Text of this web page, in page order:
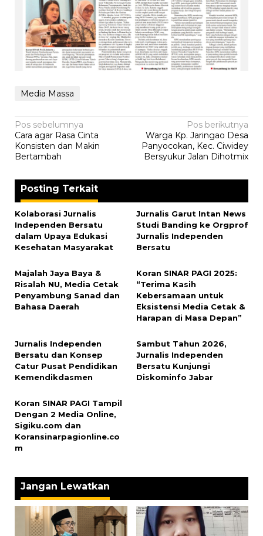
Media Massa
Navigasi
pos
Pos sebelumnya
Cara agar Rasa Cinta
Konsisten dan Makin
Bertambah
Pos berikutnya
Warga Kp. Jaringao Desa
Panyocokan, Kec. Ciwidey
Bersyukur Jalan Dihotmix
Posting Terkait
Kolaborasi Jurnalis
Independen Bersatu
dalam Upaya Edukasi
Kesehatan Masyarakat
Jurnalis Garut Intan News
Studi Banding ke Orgprof
Jurnalis Independen
Bersatu
Majalah Jaya Baya &
Risalah NU, Media Cetak
Penyambung Sanad dan
Bahasa Daerah
Koran SINAR PAGI 2025:
“Terima Kasih
Kebersamaan untuk
Eksistensi Media Cetak &
Harapan di Masa Depan”
Jurnalis Independen
Bersatu dan Konsep
Catur Pusat Pendidikan
Kemendikdasmen
Sambut Tahun 2026,
Jurnalis Independen
Bersatu Kunjungi
Diskominfo Jabar
Koran SINAR PAGI Tampil
Dengan 2 Media Online,
Sigiku.com dan
Koransinarpagionline.co
m
Jangan Lewatkan